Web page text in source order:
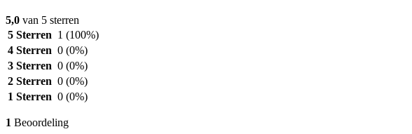
5,0 van 5 sterren
5 Sterren 1 (100%)
4 Sterren 0 (0%)
3 Sterren 0 (0%)
2 Sterren 0 (0%)
1 Sterren 0 (0%)
1 Beoordeling